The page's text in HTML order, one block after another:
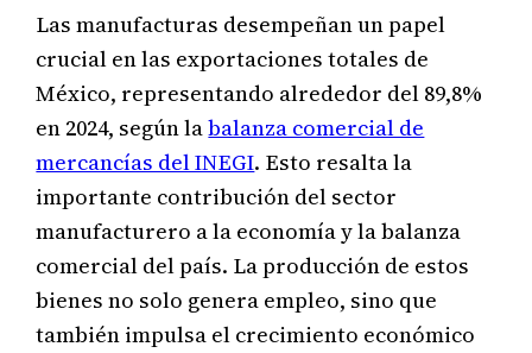
Las manufacturas desempeñan un papel
crucial en las exportaciones totales de
México, representando alrededor del 89,8%
en 2024, según labalanza comercial de
mercancías del INEGI. Esto resalta la
importante contribución del sector
manufacturero a la economía y la balanza
comercial del país. La producción de estos
bienes no solo genera empleo, sino que
también impulsa el crecimiento económico